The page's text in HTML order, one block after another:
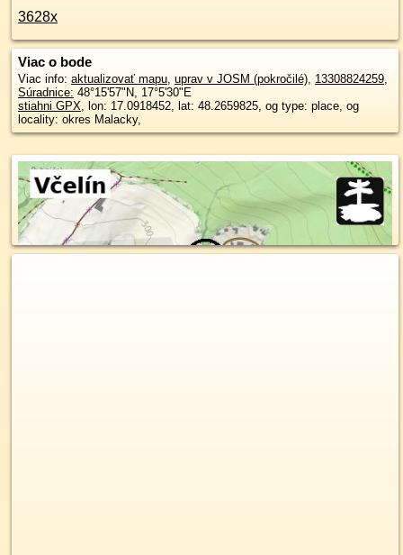
3628x
Viac o bode
Viac info: aktualizovať mapu, uprav v JOSM (pokročilé), 13308824259,
Súradnice: 48°15'57"N, 17°5'30"E
stiahni GPX, lon: 17.0918452, lat: 48.2659825, og type: place, og
locality: okres Malacky,